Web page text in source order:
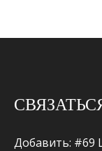
Добавить: #69